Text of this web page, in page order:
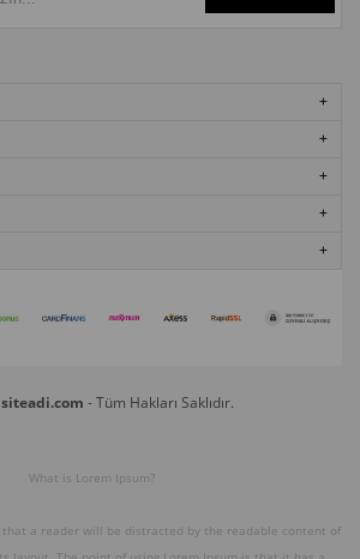
siteadi.com - Tüm Hakları Saklıdır.
What is Lorem Ipsum?
a reader will be distracted by the readable content of